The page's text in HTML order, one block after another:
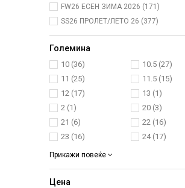
FW26 ЕСЕН ЗИМА 2026 (171)
SS26 ПРОЛЕТ/ЛЕТО 26 (377)
Големина
10 (36) 10.5 (27)
11 (25) 11.5 (15)
12 (17) 13 (1)
2 (1) 20 (3)
21 (6) 22 (16)
23 (16) 24 (17)
Прикажи повеќе
Цена